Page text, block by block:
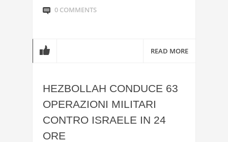
0 COMMENTS
READ MORE
HEZBOLLAH CONDUCE 63
OPERAZIONI MILITARI
CONTRO ISRAELE IN 24
ORE